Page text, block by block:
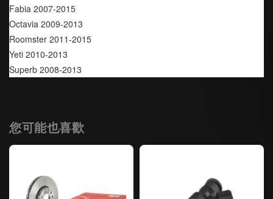
Fabia 2007-2015
Octavia 2009-2013
Roomster 2011-2015
Yeti 2010-2013
Superb 2008-2013
您可能也喜歡